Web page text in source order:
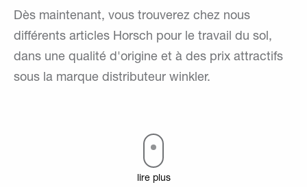
Dès maintenant, vous trouverez chez nous
différents articles Horsch pour le travail du sol,
dans une qualité d'origine et à des prix attractifs
sous la marque distributeur winkler.
lire plus